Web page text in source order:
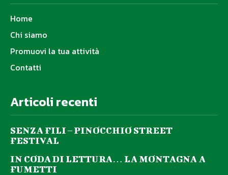
Home
Chi siamo
Promuovi la tua attività
Contatti
Articoli recenti
SENZA FILI – PINOCCHIO STREET
FESTIVAL
IN CODA DI LETTURA… LA MONTAGNA A
FUMETTI